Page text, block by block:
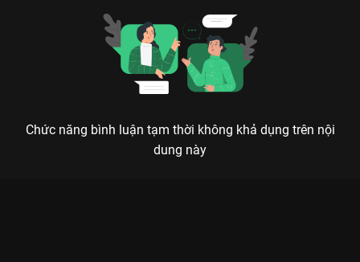
Chức năng bình luận tạm thời không khả dụng trên nội
dung này